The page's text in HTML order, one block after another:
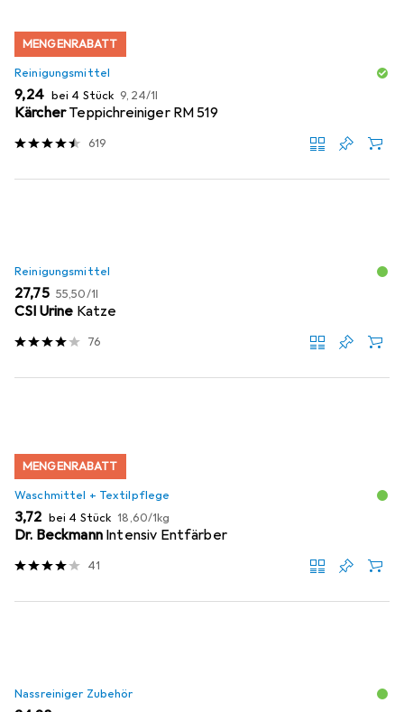
MENGENRABATT
Reinigungsmittel
EUR
9,24 bei 4 Stück EUR
9,24/1l
KärcherTeppichreiniger RM 519
619
Reinigungsmittel
EUR
27,75 EUR
55,50/1l
CSI Urine Katze
76
MENGENRABATT
Waschmittel + Textilpflege
EUR
3,72 bei 4 Stück EUR
18,60/1kg
Dr. Beckmann Intensiv Entfärber
41
Nassreiniger Zubehör